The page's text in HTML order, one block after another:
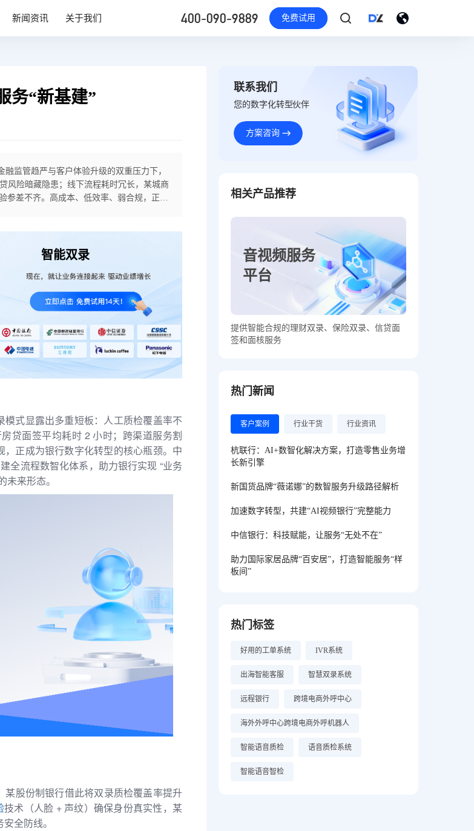
新闻资讯 关于我们 400-090-9889 免费试用
务“新基建”
监管趋严与客户体验升级的双重压力下，
风险暗藏隐患；线下流程耗时冗长，某城商
参差不齐。高成本、低效率、弱合规，正成
智能双录
式显露出多重短板：人工质检覆盖率不
贷面签平均耗时 2 小时；跨渠道服务割
正成为银行数字化转型的核心瓶颈。中
全流程数智化体系，助力银行实现 “业务
来形态。
股份制银行借此将双录质检覆盖率提升
技术（人脸 + 声纹）确保身份真实性，某
全防线。
联系我们
您的数字化转型伙伴
方案咨询
相关产品推荐
音视频服务
平台
提供智能合规的理财双录、保险双录、信贷面
签和面核服务
热门新闻
客户案例 行业干货 行业资讯
杭联行：AI+数智化解决方案，打造零售业务增
长新引擎
新国货品牌“薇诺娜”的数智服务升级路径解析
加速数字转型，共建“AI视频银行”完整能力
中信银行：科技赋能，让服务“无处不在”
助力国际家居品牌“百安居”，打造智能服务“样
板间”
热门标签
好用的工单系统 IVR系统
出海智能客服 智慧双录系统
远程银行 跨境电商外呼中心
海外外呼中心跨境电商外呼机器人
智能语音质检 语音质检系统
智能语音智检